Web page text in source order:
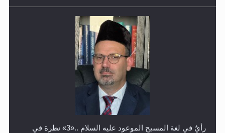
رأيٌ في لغة المسيح الموعود عليه السلام ..«3» نظرة في